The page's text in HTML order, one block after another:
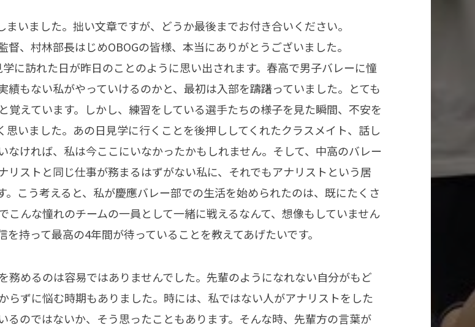
いました。拙い文章ですが、どうか最後までお付き合いください。
、村林部長はじめOBOGの皆様、本当にありがとうございました。
に訪れた日が昨日のことのように思い出されます。春高で男子バレーに憧
もない私がやっていけるのかと、最初は入部を躊躇っていました。とても
えています。しかし、練習をしている選手たちの様子を見た瞬間、不安を
いました。あの日見学に行くことを後押ししてくれたクラスメイト、話し
ければ、私は今ここにいなかったかもしれません。そして、中高のバレー
ストと同じ仕事が務まるはずがない私に、それでもアナリストという居
こう考えると、私が慶應バレー部での生活を始められたのは、既にたくさ
んな憧れのチームの一員として一緒に戦えるなんて、想像もしていません
持って最高の4年間が待っていることを教えてあげたいです。
務めるのは容易ではありませんでした。先輩のようになれない自分がもど
ずに悩む時期もありました。時には、私ではない人がアナリストをした
のではないか、そう思ったこともあります。そんな時、先輩方の言葉が